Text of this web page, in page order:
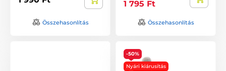
Összehasonlítás
1 795 Ft
Összehasonlítás
-50%
Nyári kiárusítás